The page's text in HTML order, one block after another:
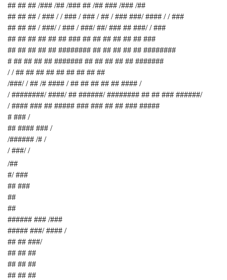
## ## ## /### /## /### ## /## ### /### /##
## ## ## / ### / / ### / ### / ## / ### ###/ #### / / ###
## ## ## / ###/ / ### / ###/ ##/ ### ## ###/ / ###
## ## ## ## ## ## ### ## ## ## ## ## ## ###
## ## ## ## ## ######## ## ## ## ## ## ########
# ## ## ## ## ####### ## ## ## ## ## #######
/ / ## ## ## ## ## ## ## ## ##
/###/ / ## /# #### / ## ## ## ## ## #### /
/ ########/ ####/ ## ######/ ######## ## ## ### ######/
/ #### ### ## ##### ### ### ## ## ### #####
# ### /
## #### ### /
/###### /# /
/ ###/ /
/##
#/ ###
## ###
##
##
###### ### /###
##### ###/ #### /
## ## ###/
## ## ##
## ## ##
## ## ##